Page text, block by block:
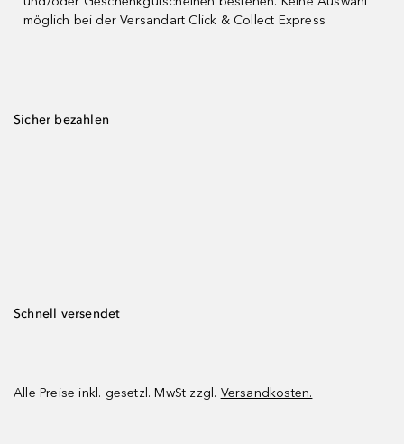
möglich bei der Versandart Click & Collect Express
Sicher bezahlen
Schnell versendet
Alle Preise inkl. gesetzl. MwSt zzgl. Versandkosten.